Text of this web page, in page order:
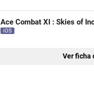
Ace Combat XI : Skies of
iOS
Ver ficha